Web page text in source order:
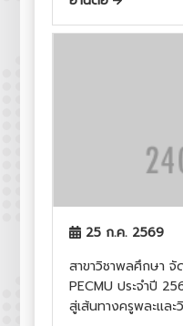
25 ก.ค. 2569
สาขาวิชาพลศึกษา จั
PECMU ประจำปี
สู่เส้นทางครูพละและ